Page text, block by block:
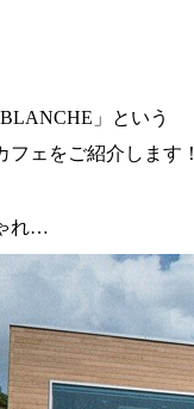
」という
フェをご紹介します！
れ…